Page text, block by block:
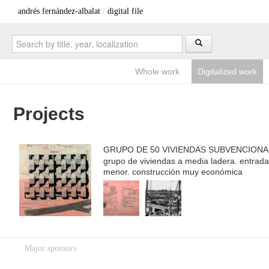
andrés fernández-albalat / digital file
Whole work Digitalized work
Projects
GRUPO DE 50 VIVIENDAS
CORUÑA
grupo de viviendas a media ladera.
menor. construcción muy económica
Major sponsors